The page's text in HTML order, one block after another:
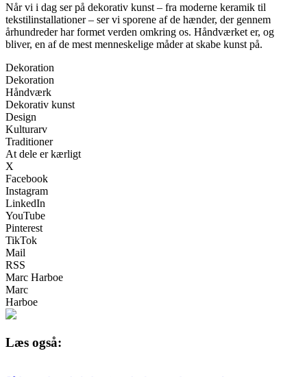
Når vi i dag ser på dekorativ kunst – fra moderne keramik til
tekstilinstallationer – ser vi sporene af de hænder, der gennem
århundreder har formet verden omkring os. Håndværket er, og
bliver, en af de mest menneskelige måder at skabe kunst på.
Dekoration
Dekoration
Håndværk
Dekorativ kunst
Design
Kulturarv
Traditioner
At dele er kærligt
X
Facebook
Instagram
LinkedIn
YouTube
Pinterest
TikTok
Mail
RSS
Marc Harboe
Marc
Harboe
Læs også: